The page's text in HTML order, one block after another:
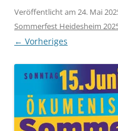
Veröffentlicht am 24. Mai
Sommerfest Heidesheim
← Vorheriges